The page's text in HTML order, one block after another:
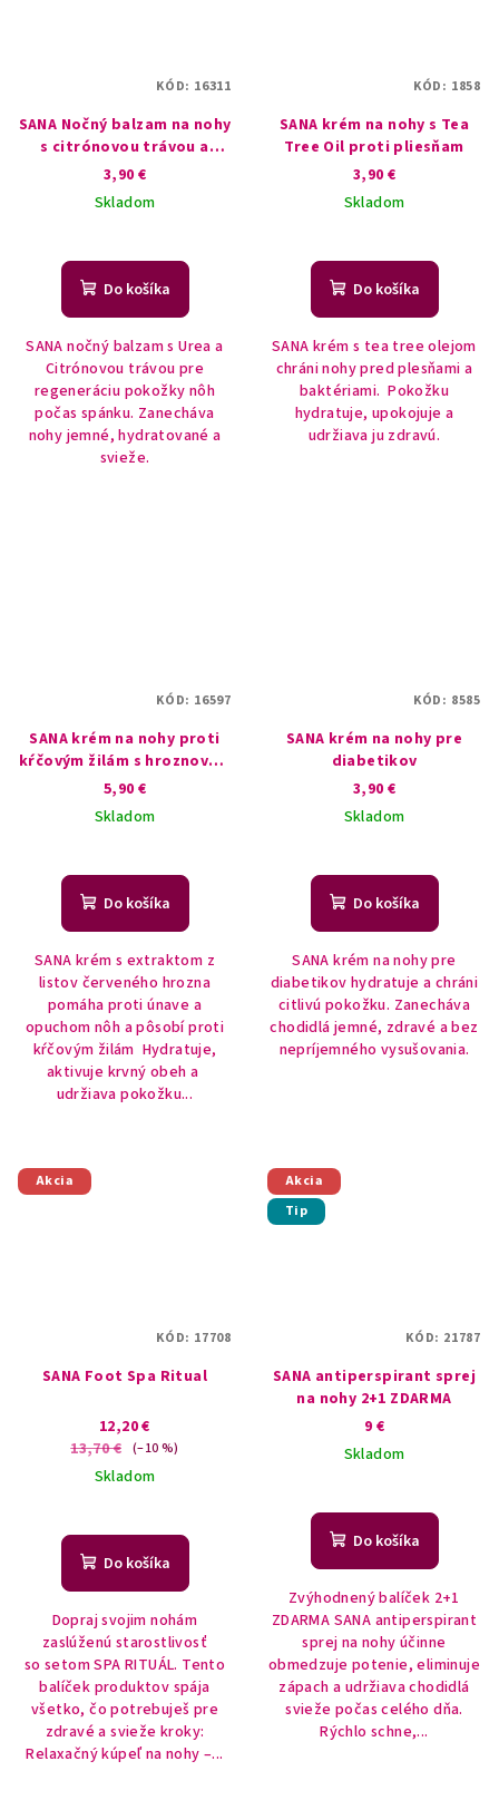
SANA Nočný balzam na nohy
s citrónovou trávou a
ureou 100ml
3,90 €
Skladom
Do košíka
SANA nočný balzam s Urea a
Citrónovou trávou pre
regeneráciu pokožky nôh
počas spánku. Zanecháva
nohy jemné, hydratované a
svieže.
KÓD: 16311
SANA krém na nohy s Tea
Tree Oil proti pliesňam
3,90 €
Skladom
Do košíka
SANA krém s tea tree olejom
chráni nohy pred plesňami a
baktériami. Pokožku
hydratuje, upokojuje a
udržiava ju zdravú.
KÓD: 1858
SANA krém na nohy proti
kŕčovým žilám s hroznovým
extraktom
5,90 €
Skladom
Do košíka
SANA krém s extraktom z
listov červeného hrozna
pomáha proti únave a
opuchom nôh a pôsobí proti
kŕčovým žilám Hydratuje,
aktivuje krvný obeh a
udržiava pokožku...
KÓD: 16597
SANA krém na nohy pre
diabetikov
3,90 €
Skladom
Do košíka
SANA krém na nohy pre
diabetikov hydratuje a chráni
citlivú pokožku. Zanecháva
chodidlá jemné, zdravé a bez
nepríjemného vysušovania.
KÓD: 8585
Akcia
SANA Foot Spa Ritual
12,20 €
13,70 € (–10 %)
Skladom
Do košíka
Dopraj svojim nohám
zaslúženú starostlivosť
so setom SPA RITUÁL. Tento
balíček produktov spája
všetko, čo potrebuješ pre
zdravé a svieže kroky:
Relaxačný kúpeľ na nohy –...
KÓD: 17708
Akcia
Tip
SANA antiperspirant sprej
na nohy 2+1 ZDARMA
9 €
Skladom
Do košíka
Zvýhodnený balíček 2+1
ZDARMA SANA antiperspirant
sprej na nohy účinne
obmedzuje potenie, eliminuje
zápach a udržiava chodidlá
svieže počas celého dňa.
Rýchlo schne,...
KÓD: 21787